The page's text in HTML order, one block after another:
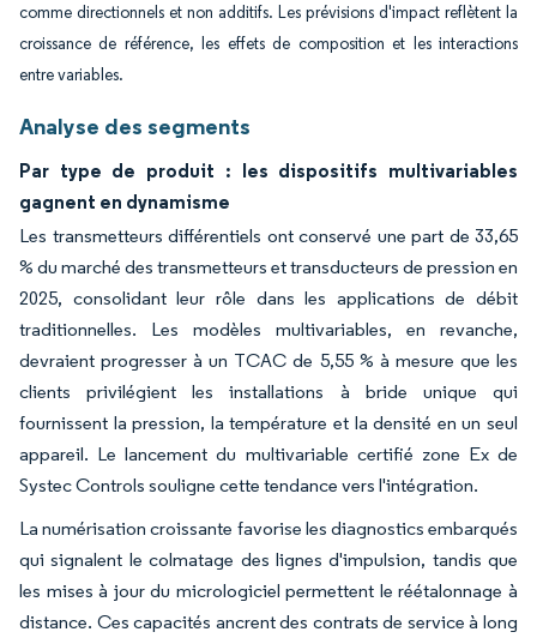
comme directionnels et non additifs. Les prévisions d'impact reflètent la
croissance de référence, les effets de composition et les interactions
entre variables.
Analyse des segments
Par type de produit : les dispositifs multivariables
gagnent en dynamisme
Les transmetteurs différentiels ont conservé une part de 33,65
% du marché des transmetteurs et transducteurs de pression en
2025, consolidant leur rôle dans les applications de débit
traditionnelles. Les modèles multivariables, en revanche,
devraient progresser à un TCAC de 5,55 % à mesure que les
clients privilégient les installations à bride unique qui
fournissent la pression, la température et la densité en un seul
appareil. Le lancement du multivariable certifié zone Ex de
Systec Controls souligne cette tendance vers l'intégration.
La numérisation croissante favorise les diagnostics embarqués
qui signalent le colmatage des lignes d'impulsion, tandis que
les mises à jour du micrologiciel permettent le réétalonnage à
distance. Ces capacités ancrent des contrats de service à long